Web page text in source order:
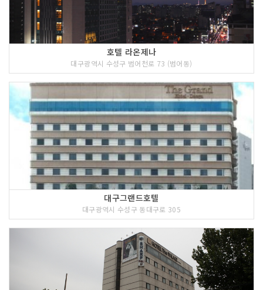
호텔 라온제나
대구광역시 수성구 범어천로 73 (범어동)
대구그랜드호텔
대구광역시 수성구 동대구로 305